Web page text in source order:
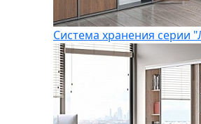
Система хранения серии